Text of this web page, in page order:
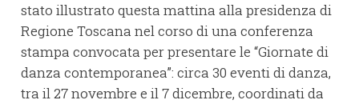
stato illustrato questa mattina alla presidenza di
Regione Toscana nel corso di una conferenza
stampa convocata per presentare le “Giornate di
danza contemporanea”: circa 30 eventi di danza,
tra il 27 novembre e il 7 dicembre, coordinati da